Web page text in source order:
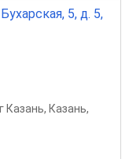
5, д. 5,
Казань, Казань,